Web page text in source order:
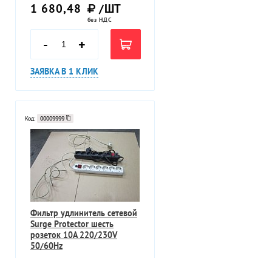
1 680,48 /ШТ
без НДС
- +
ЗАЯВКА В 1 КЛИК
Код: 00009999
Фильтр удлинитель сетевой
Surge Protector шесть
розеток 10А 220/230V
50/60Hz